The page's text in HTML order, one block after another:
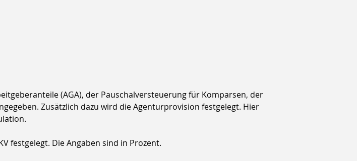
(AGA), der Pauschalversteuerung für Komparsen, der
Zusätzlich dazu wird die Agenturprovision festgelegt. Hier
festgelegt. Die Angaben sind in Prozent.